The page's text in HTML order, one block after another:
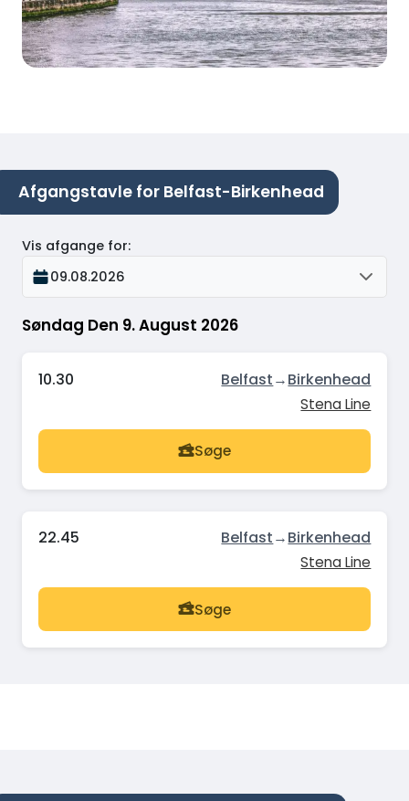
Afgangstavle for Belfast-Birkenhead
Søndag Den 9. August 2026
Vis afgange for:
09.08.2026
10.30 Belfast→Birkenhead
Stena Line
Søge
22.45 Belfast→Birkenhead
Stena Line
Søge